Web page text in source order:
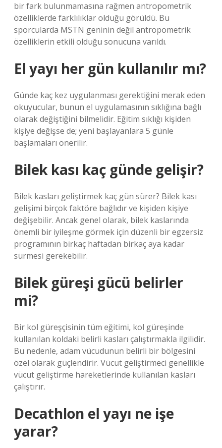
bir fark bulunmamasına rağmen antropometrik
özelliklerde farklılıklar olduğu görüldü. Bu
sporcularda MSTN geninin değil antropometrik
özelliklerin etkili olduğu sonucuna varıldı.
El yayı her gün kullanılır mı?
Günde kaç kez uygulanması gerektiğini merak eden
okuyucular, bunun el uygulamasının sıklığına bağlı
olarak değiştiğini bilmelidir. Eğitim sıklığı kişiden
kişiye değişse de; yeni başlayanlara 5 günle
başlamaları önerilir.
Bilek kası kaç günde gelişir?
Bilek kasları geliştirmek kaç gün sürer? Bilek kası
gelişimi birçok faktöre bağlıdır ve kişiden kişiye
değişebilir. Ancak genel olarak, bilek kaslarında
önemli bir iyileşme görmek için düzenli bir egzersiz
programının birkaç haftadan birkaç aya kadar
sürmesi gerekebilir.
Bilek güreşi gücü belirler
mi?
Bir kol güreşçisinin tüm eğitimi, kol güreşinde
kullanılan koldaki belirli kasları çalıştırmakla ilgilidir.
Bu nedenle, adam vücudunun belirli bir bölgesini
özel olarak güçlendirir. Vücut geliştirmeci genellikle
vücut geliştirme hareketlerinde kullanılan kasları
çalıştırır.
Decathlon el yayı ne işe
yarar?